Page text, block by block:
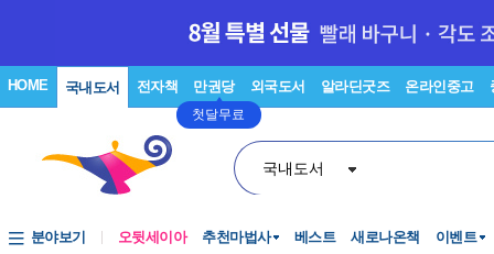
HOME 국내도서 전자책 만권당
첫달무료
외국도서 알라딘굿즈 온라인중고
국내도서
분야보기 오뒷세이아 추천마법사 베스트 새로나온책 이벤트